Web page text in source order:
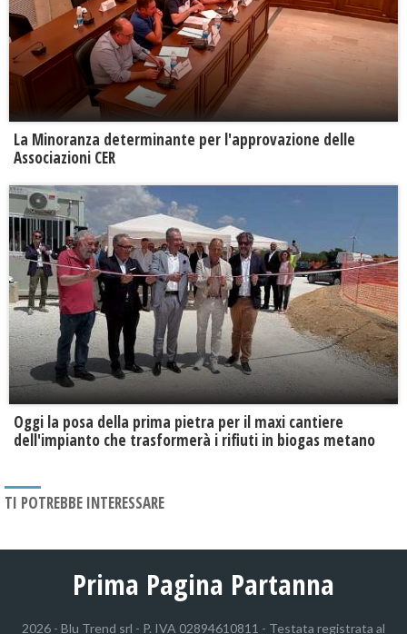
La Minoranza determinante per l'approvazione delle
Associazioni CER
Oggi la posa della prima pietra per il maxi cantiere
dell'impianto che trasformerà i rifiuti in biogas metano
TI POTREBBE INTERESSARE
Prima Pagina Partanna
2026 - Blu Trend srl - P. IVA 02894610811 - Testata registrata al